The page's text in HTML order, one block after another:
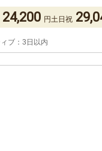
24,200 円土日祝
ブ：3日以内